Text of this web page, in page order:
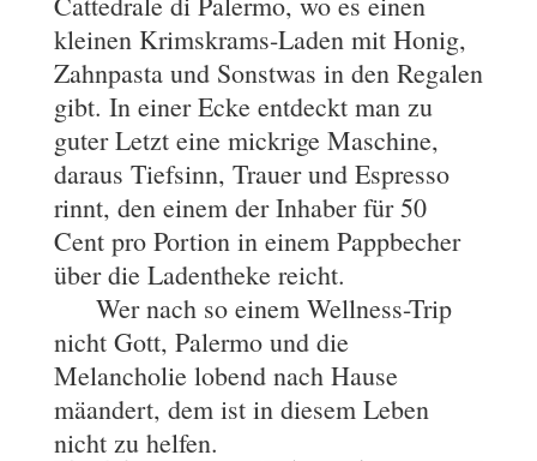
kleinen Krimskrams-Laden mit Honig,
Zahnpasta und Sonstwas in den Regalen
gibt. In einer Ecke entdeckt man zu
guter Letzt eine mickrige Maschine,
daraus Tiefsinn, Trauer und Espresso
rinnt, den einem der Inhaber für 50
Cent pro Portion in einem Pappbecher
über die Ladentheke reicht.
Wer nach so einem Wellness-Trip
nicht Gott, Palermo und die
Melancholie lobend nach Hause
mäandert, dem ist in diesem Leben
nicht zu helfen.